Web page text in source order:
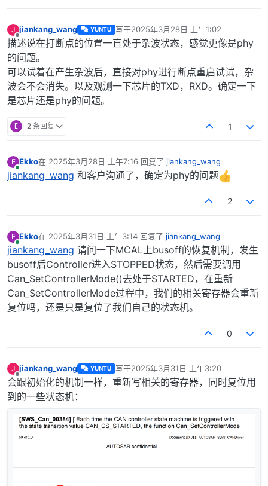
J
离线
jiankang_wang YUNTU 写于2025年3月28日 上午1:02
最后由 编辑
描述说在打断点的位置一直处于杂波状态，感觉更像是phy
的问题。
可以试着在产生杂波后，直接对phy进行断点重启试试，杂
波会不会消失。以及观测一下芯片的TXD，RXD。确定一下
是芯片还是phy的问题。
E 2 条回复 1
E
在线
Ekko在 2025年3月28日 上午7:16 回复了 jiankang_wang
最后由 编辑
jiankang_wang 和客户沟通了，确定为phy的问题
2
E
在线
Ekko在 2025年3月31日 上午3:14 回复了 jiankang_wang
最后由 编辑
jiankang_wang 请问一下MCAL上busoff的恢复机制，发生
busoff后Controller进入STOPPED状态，然后需要调用
Can_SetControllerMode()去处于STARTED，在重新
Can_SetControllerMode过程中，我们的相关寄存器会重新
复位吗，还是只是复位了我们自己的状态机。
0
J
离线
jiankang_wang YUNTU 写于2025年3月31日 上午3:20
最后由 编辑
会跟初始化的机制一样，重新写相关的寄存器，同时复位用
到的一些状态机：